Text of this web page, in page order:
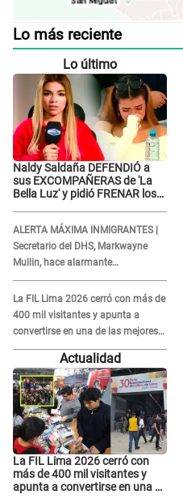
Lo más reciente
Lo último
Naldy Saldaña DEFENDIÓ a
sus EXCOMPAÑERAS de 'La
Bella Luz' y pidió FRENAR los
ALERTA MÁXIMA INMIGRANTES |
Secretario del DHS, Markwayne
Mullin, hace alarmante
declaración: "Ahora vamos por
ellos"
La FIL Lima 2026 cerró con más de
400 mil visitantes y apunta a
convertirse en una de las mejores
ferias de Latinoamérica
Actualidad
La FIL Lima 2026 cerró con
más de 400 mil visitantes y
apunta a convertirse en una de